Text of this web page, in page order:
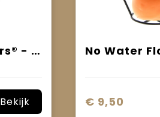
No Water Flowers® - Formz modern
Bekijk € 9,50